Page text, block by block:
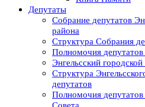
Депутаты
Собрание депутатов
района
Структура Собрания
Полномочия
Энгельсский
Структура
депутатов
Полномочия депутатов